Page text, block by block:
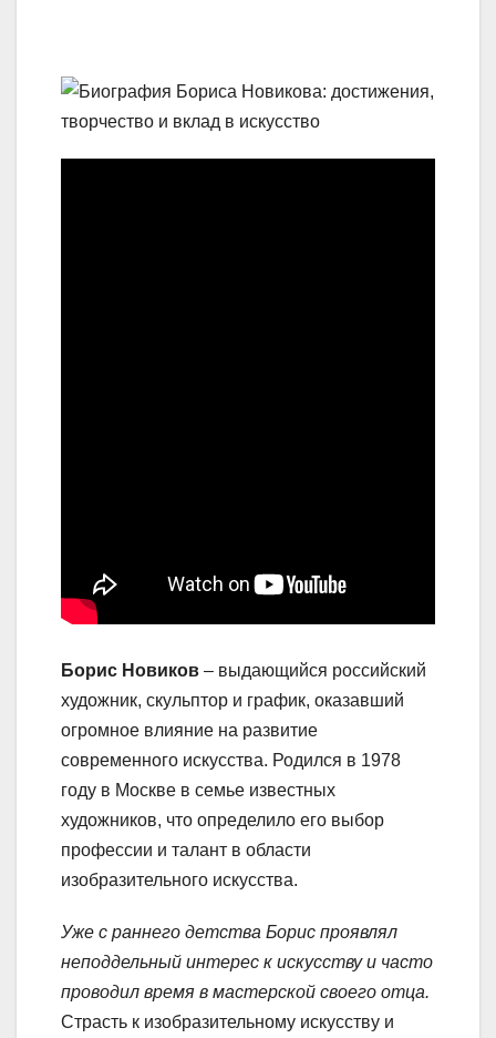
Борис Новиков – выдающийся российский
художник, скульптор и график, оказавший
огромное влияние на развитие
современного искусства. Родился в 1978
году в Москве в семье известных
художников, что определило его выбор
профессии и талант в области
изобразительного искусства.
Уже с раннего детства Борис проявлял
неподдельный интерес к искусству и часто
проводил время в мастерской своего отца.
Страсть к изобразительному искусству и